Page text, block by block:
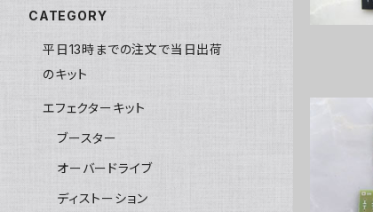
CATEGORY
平日13時までの注文で当日出荷
のキット
エフェクターキット
ブースター
オーバードライブ
ディストーション